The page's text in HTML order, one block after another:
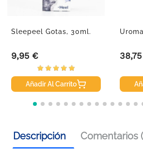
Sleepeel Gotas, 30ml.
Precio
9,95 €
Añadir Al Carrito
Precio
Descripción Comentarios